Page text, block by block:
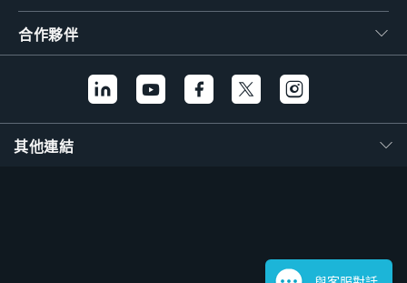
合作夥伴
其他連結